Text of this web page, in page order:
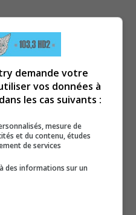
demande votre
vos données à
les cas suivants :
mesure de
et du contenu, études
de services
des informations sur un